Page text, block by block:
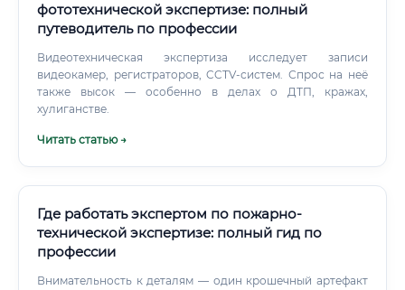
фототехнической экспертизе: полный
путеводитель по профессии
Видеотехническая экспертиза исследует записи
видеокамер, регистраторов, CCTV-систем. Спрос на неё
также высок — особенно в делах о ДТП, кражах,
хулиганстве.
Читать статью →
Где работать экспертом по пожарно-
технической экспертизе: полный гид по
профессии
Внимательность к деталям — один крошечный артефакт